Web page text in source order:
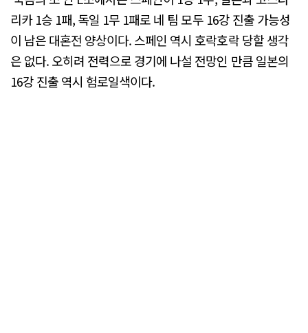
리카 1승 1패, 독일 1무 1패로 네 팀 모두 16강 진출 가능성
이 남은 대혼전 양상이다. 스페인 역시 호락호락 당할 생각
은 없다. 오히려 전력으로 경기에 나설 전망인 만큼 일본의
16강 진출 역시 험로일색이다.